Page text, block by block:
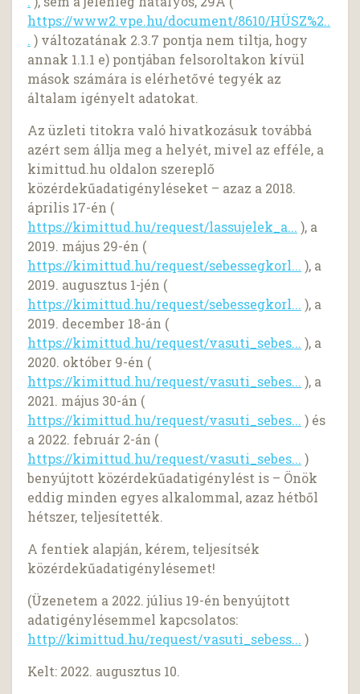
https://www2.vpe.hu/document/8610/HÜSZ%2..
. ) változatának 2.3.7 pontja nem tiltja, hogy
annak 1.1.1 e) pontjában felsoroltakon kívül
mások számára is elérhetővé tegyék az
általam igényelt adatokat.
Az üzleti titokra való hivatkozásuk továbbá
azért sem állja meg a helyét, mivel az efféle, a
kimittud.hu oldalon szereplő
közérdekűadatigényléseket – azaz a 2018.
április 17-én (
https://kimittud.hu/request/lassujelek_a... ), a
2019. május 29-én (
https://kimittud.hu/request/sebessegkorl... ), a
2019. augusztus 1-jén (
https://kimittud.hu/request/sebessegkorl... ), a
2019. december 18-án (
https://kimittud.hu/request/vasuti_sebes... ), a
2020. október 9-én (
https://kimittud.hu/request/vasuti_sebes... ), a
2021. május 30-án (
https://kimittud.hu/request/vasuti_sebes... ) és
a 2022. február 2-án (
https://kimittud.hu/request/vasuti_sebes... )
benyújtott közérdekűadatigénylést is – Önök
eddig minden egyes alkalommal, azaz hétből
hétszer, teljesítették.
A fentiek alapján, kérem, teljesítsék
közérdekűadatigénylésemet!
(Üzenetem a 2022. július 19-én benyújtott
adatigénylésemmel kapcsolatos:
http://kimittud.hu/request/vasuti_sebess... )
Kelt: 2022. augusztus 10.